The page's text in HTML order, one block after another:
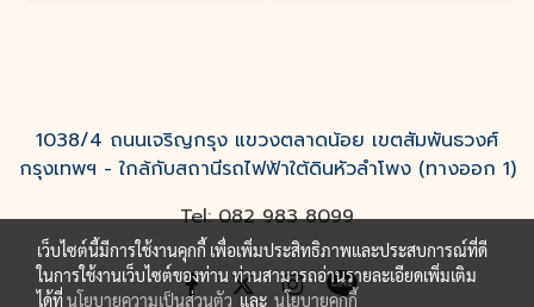
1038/4 ถนนเจริญกรุง แขวงตลาดน้อย เขตสัมพันธวงศ์
กรุงเทพฯ - ใกล้กับสถานีรถไฟฟ้าใต้ดินหัวลำโพง (ทางออก 1)
Tel: 082 983 8099
เว็บไซต์นี้มีการใช้งานคุกกี้ เพื่อเพิ่มประสิทธิภาพและประสบการณ์ที่ดี
ในการใช้งานเว็บไซต์ของท่าน ท่านสามารถอ่านรายละเอียดเพิ่มเติม
ได้ที่นโยบายความเป็นส่วนตัวและ นโยบายคุกกี้